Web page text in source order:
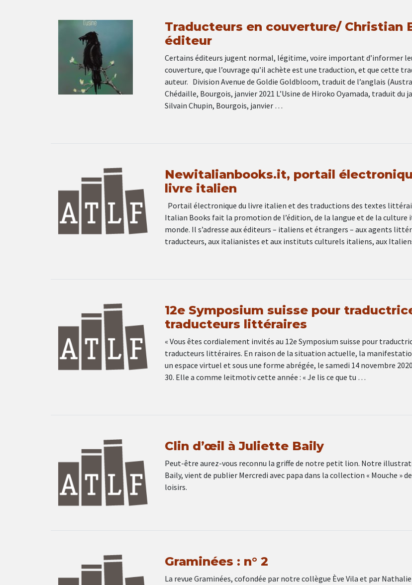
Traducteurs en couverture/ Christian
éditeur
Certains éditeurs jugent normal, légitime, voire important d’informer
couverture, que l’ouvrage qu’il achète est une traduction, et que cette
auteur. Division Avenue de Goldie Goldbloom, traduit de l’anglais
Chédaille, Bourgois, janvier 2021 L’Usine de Hiroko Oyamada, traduit du
Silvain Chupin, Bourgois, janvier …
Newitalianbooks.it, portail
livre italien
Portail électronique du livre italien et des traductions des textes
Italian Books fait la promotion de l’édition, de la langue et de la culture
monde. Il s’adresse aux éditeurs – italiens et étrangers – aux agents
traducteurs, aux italianistes et aux instituts culturels italiens, aux
12e Symposium suisse pour
traducteurs littéraires
« Vous êtes cordialement invités au 12e Symposium suisse pour
traducteurs littéraires. En raison de la situation actuelle, la
un espace virtuel et sous une forme abrégée, le samedi 14 novembre 2020
30. Elle a comme leitmotiv cette année : « Je lis ce que tu …
Clin d’œil à Juliette Baily
Peut-être aurez-vous reconnu la griffe de notre petit lion. Notre
Baily, vient de publier Mercredi avec papa dans la collection « Mouche » de
loisirs.
Graminées : n° 2
La revue Graminées, cofondée par notre collègue Ève Vila et par